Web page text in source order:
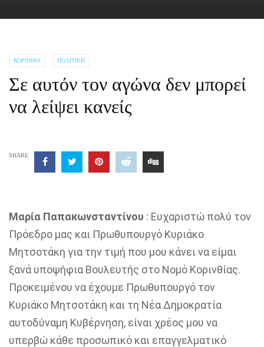
ΚΟΡΙΝΘΊΑ ΠΟΛΙΤΙΚΉ
Σε αυτόν τον αγώνα δεν μπορεί
να λείψει κανείς
SHARE
Μαρία Παπακωνσταντίνου : Ευχαριστώ πολύ τον
Πρόεδρο μας και Πρωθυπουργό Κυριάκο
Μητσοτάκη για την τιμή που μου κάνει να είμαι
ξανά υποψήφια Βουλευτής στο Νομό Κορινθίας.
Προκειμένου να έχουμε Πρωθυπουργό τον
Κυριάκο Μητσοτάκη και τη Νέα Δημοκρατία
αυτοδύναμη Κυβέρνηση, είναι χρέος μου να
υπερβώ κάθε προσωπικό και επαγγελματικό